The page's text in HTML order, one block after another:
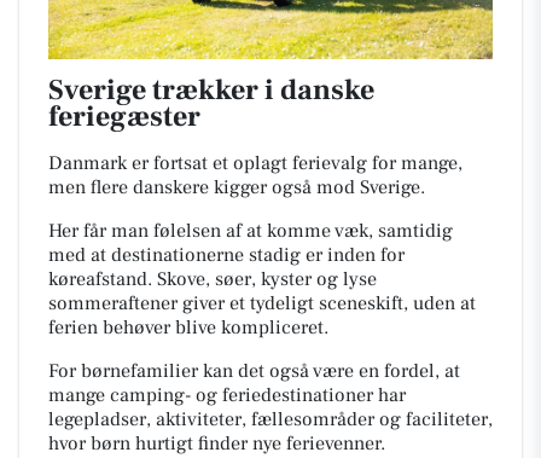
Sverige trækker i danske
feriegæster
Danmark er fortsat et oplagt ferievalg for mange,
men flere danskere kigger også mod Sverige.
Her får man følelsen af at komme væk, samtidig
med at destinationerne stadig er inden for
køreafstand. Skove, søer, kyster og lyse
sommeraftener giver et tydeligt sceneskift, uden at
ferien behøver blive kompliceret.
For børnefamilier kan det også være en fordel, at
mange camping- og feriedestinationer har
legepladser, aktiviteter, fællesområder og faciliteter,
hvor børn hurtigt finder nye ferievenner.